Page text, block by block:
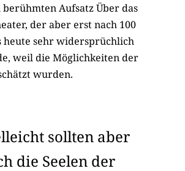
Aufsatz Über das
der aber erst nach 100
heute sehr widersprüchlich
weil die Möglichkeiten der
wurden.
sollten aber
die Seelen der